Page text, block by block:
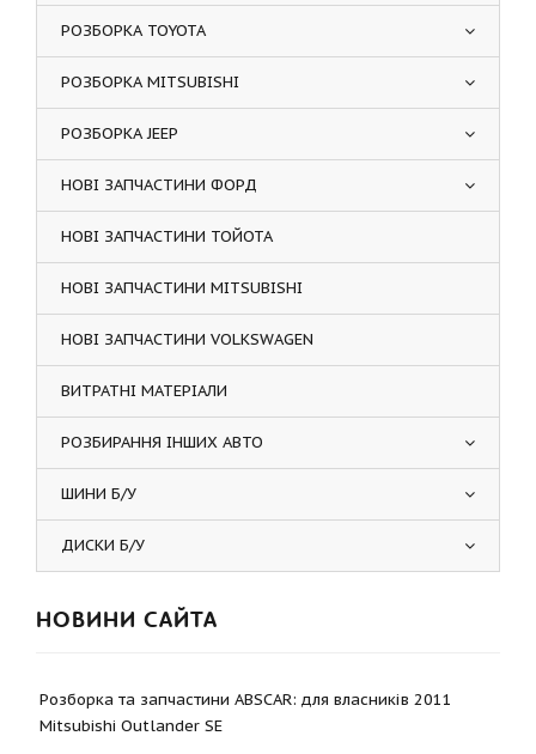
РОЗБОРКА TOYOTA
РОЗБОРКА MITSUBISHI
РОЗБОРКА JEEP
НОВІ ЗАПЧАСТИНИ ФОРД
НОВІ ЗАПЧАСТИНИ ТОЙОТА
НОВІ ЗАПЧАСТИНИ MITSUBISHI
НОВІ ЗАПЧАСТИНИ VOLKSWAGEN
ВИТРАТНІ МАТЕРІАЛИ
РОЗБИРАННЯ ІНШИХ АВТО
ШИНИ Б/У
ДИСКИ Б/У
НОВИНИ САЙТА
Розборка та запчастини ABSCAR: для власників 2011
Mitsubishi Outlander SE